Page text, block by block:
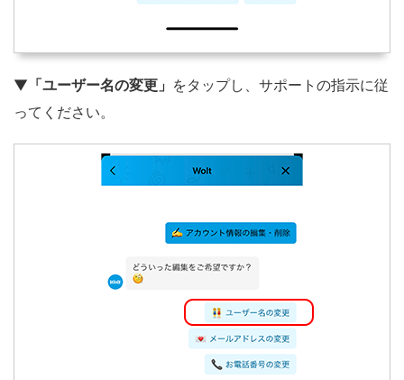
▼ 「ユーザー名の変更」 をタップし、サポートの指示に従
ってください。